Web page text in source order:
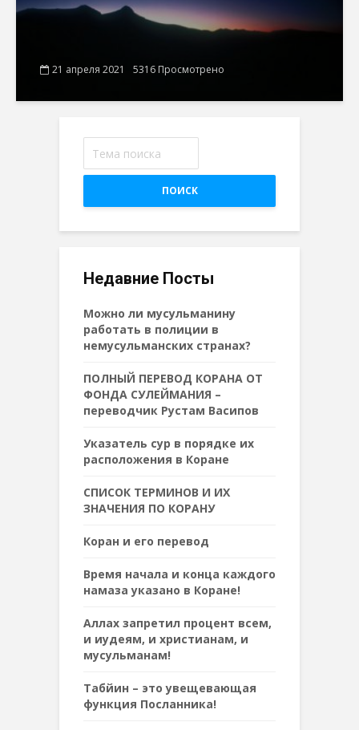
21 апреля 2021 5316 Просмотрено
ПОИСК
Недавние Посты
Можно ли мусульманину
работать в полиции в
немусульманских странах?
ПОЛНЫЙ ПЕРЕВОД КОРАНА ОТ
ФОНДА СУЛЕЙМАНИЯ –
переводчик Рустам Васипов
Указатель сур в порядке их
расположения в Коране
СПИСОК ТЕРМИНОВ И ИХ
ЗНАЧЕНИЯ ПО КОРАНУ
Коран и его перевод
Время начала и конца каждого
намаза указано в Коране!
Аллах запретил процент всем,
и иудеям, и христианам, и
мусульманам!
Табйин – это увещевающая
функция Посланника!